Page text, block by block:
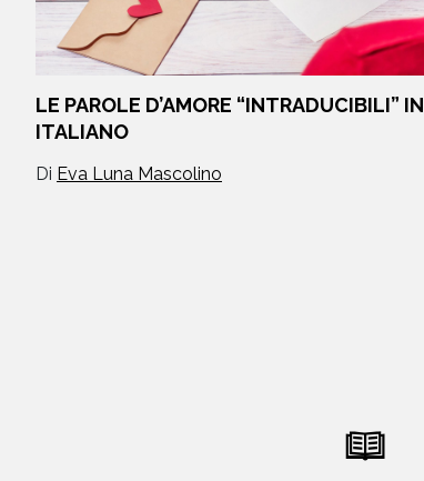
LE PAROLE D’AMORE “INTRADUCIBILI” IN
ITALIANO
Di Eva Luna Mascolino